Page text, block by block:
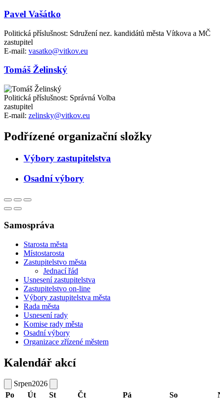
Pavel Vašátko
Politická příslušnost: Sdružení nez. kandidátů města Vítkova a MČ
zastupitel
E-mail: vasatko@vitkov.eu
Tomáš Želinský
Politická příslušnost: Správná Volba
zastupitel
E-mail: zelinsky@vitkov.eu
Podřízené organizační složky
Výbory zastupitelstva
Osadní výbory
Samospráva
Starosta města
Místostarosta
Zastupitelstvo města
Jednací řád
Usnesení zastupitelstva
Zastupitelstvo on-line
Výbory zastupitelstva města
Rada města
Usnesení rady
Komise rady města
Osadní výbory
Organizace zřízené městem
Kalendář akcí
Srpen2026
Po
Út St Čt Pá So